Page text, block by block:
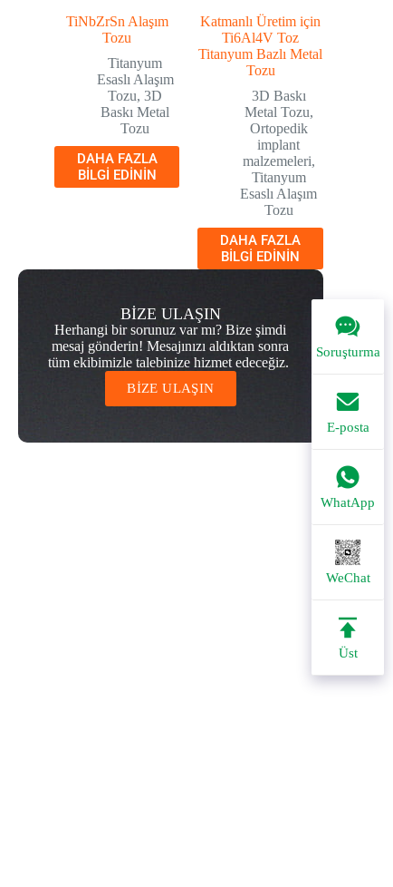
Soruşturma
E-posta
WhatApp
WeChat
Üst
TiNbZrSn Alaşım
Tozu
Titanyum
Esaslı Alaşım
Tozu,3D
Baskı Metal
Tozu
DAHA FAZLA
BILGI EDININ
Katmanlı Üretim için
Ti6Al4V Toz
Titanyum Bazlı Metal
Tozu
3D Baskı
Metal Tozu,
Ortopedik
implant
malzemeleri,
Titanyum
Esaslı Alaşım
Tozu
DAHA FAZLA
BILGI EDININ
BİZE ULAŞIN
Herhangi bir sorunuz var mı? Bize şimdi
mesaj gönderin! Mesajınızı aldıktan sonra
tüm ekibimizle talebinize hizmet edeceğiz.
BİZE ULAŞIN